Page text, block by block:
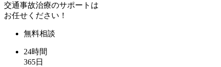
交通事故治療のサポートは
お任せください！
無料相談
24時間
365日